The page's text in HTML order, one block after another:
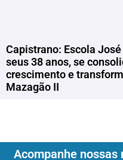
Capistrano: Escola
seus 38 anos, se
crescimento e
Mazagão II
Acompanhe nossas